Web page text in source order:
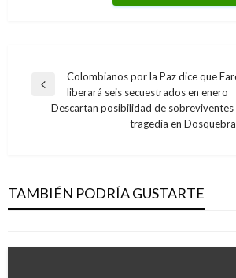
Navegación
Entrada
anterior
Colombianos por la Paz dice que
liberará seis secuestrados en enero
Descartan posibilidad de
tragedia en
TAMBIÉN PODRÍA GUSTARTE
saneamiento básico
Manuel Reyes Beltran miércoles junio 12,